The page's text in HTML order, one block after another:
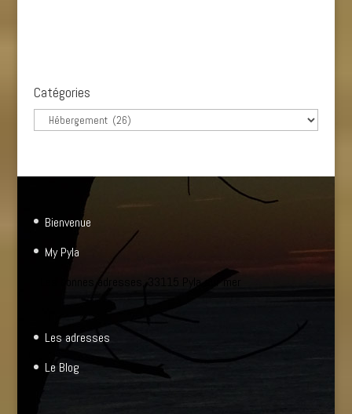
Catégories
Catégories
Bienvenue
My Pyla
Les bonnes adresses, 33115 Pyla sur mer
Les adresses
Le Blog